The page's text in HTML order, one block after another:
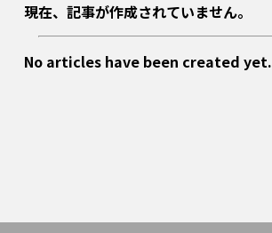
現在、記事が作成されていません。
No articles have been created yet.